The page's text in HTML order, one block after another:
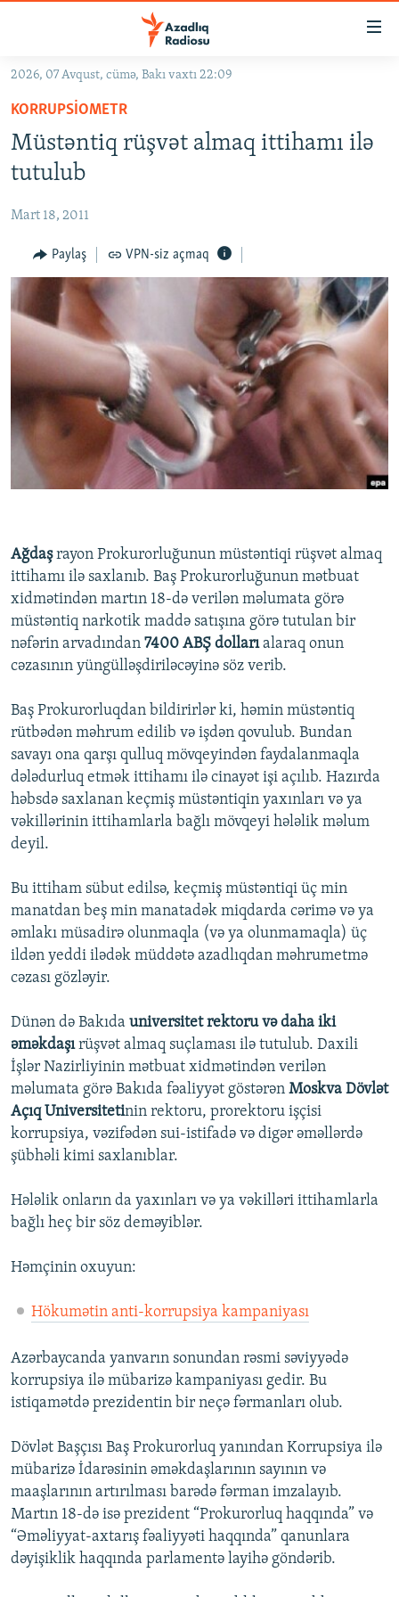
Əsas
qayıt
Əsas
naviqasiyaya
qayıt
GÜNDƏM
KORRUPSIOMETR
FƏRQƏ BAX
QANUNI DOĞRU
ARAŞDIRMA
MULTIMEDIA
VIDEO
FOTOQALEREYA
İNFOQRAFIKA
RADIO ARXIV
OXU ZALI
AZƏRBAYCAN ƏDƏBIYYATI KITABXANASI
İSLAM VƏ DEMOKRATIYA
İZ - MƏDƏNIYYƏT PROQRAMI
HAQQIMIZDA
PEŞƏ ETIKASI VƏ JURNALISTIKA STANDARTLARIMIZ
MATERIALLARIMIZDAN ISTIFADƏ
BIZIMLƏ ƏLAQƏ
XƏBƏR BÜLLETENLƏRIMIZ
BIZI IZLƏ
2026, 07 Avqust, cümə, Bakı vaxtı 22:09
KORRUPSIOMETR
Müstəntiq rüşvət almaq ittihamı ilə
tutulub
Mart 18, 2011
Paylaş VPN-siz açmaq
Ağdaşrayon Prokurorluğunun müstəntiqi rüşvət almaq
ittihamı ilə saxlanıb. Baş Prokurorluğunun mətbuat
xidmətindən martın 18-də verilən məlumata görə
müstəntiq narkotik maddə satışına görə tutulan bir
nəfərin arvadından 7400 ABŞ dollarıalaraq onun
cəzasının yüngülləşdiriləcəyinə söz verib.
Baş Prokurorluqdan bildirirlər ki, həmin müstəntiq
rütbədən məhrum edilib və işdən qovulub. Bundan
savayı ona qarşı qulluq mövqeyindən faydalanmaqla
dələdurluq etmək ittihamı ilə cinayət işi açılıb. Hazırda
həbsdə saxlanan keçmiş müstəntiqin yaxınları və ya
vəkillərinin ittihamlarla bağlı mövqeyi hələlik məlum
deyil.
Bu ittiham sübut edilsə, keçmiş müstəntiqi üç min
manatdan beş min manatadək miqdarda cərimə və ya
əmlakı müsadirə olunmaqla (və ya olunmamaqla) üç
ildən yeddi ilədək müddətə azadlıqdan məhrumetmə
cəzası gözləyir.
Dünən də Bakıda universitet rektoru və daha iki
əməkdaşırüşvət almaq suçlaması ilə tutulub. Daxili
İşlər Nazirliyinin mətbuat xidmətindən verilən
məlumata görə Bakıda fəaliyyət göstərən Moskva Dövlət
Açıq Universitetinin rektoru, prorektoru işçisi
korrupsiya, vəzifədən sui-istifadə və digər əməllərdə
şübhəli kimi saxlanıblar.
Hələlik onların da yaxınları və ya vəkilləri ittihamlarla
bağlı heç bir söz deməyiblər.
Həmçinin oxuyun:
Hökumətin anti-korrupsiya kampaniyası
Azərbaycanda yanvarın sonundan rəsmi səviyyədə
korrupsiya ilə mübarizə kampaniyası gedir. Bu
istiqamətdə prezidentin bir neçə fərmanları olub.
Dövlət Başçısı Baş Prokurorluq yanından Korrupsiya ilə
mübarizə İdarəsinin əməkdaşlarının sayının və
maaşlarının artırılması barədə fərman imzalayıb.
Martın 18-də isə prezident “Prokurorluq haqqında” və
“Əməliyyat-axtarış fəaliyyəti haqqında” qanunlara
dəyişiklik haqqında parlamentə layihə göndərib.